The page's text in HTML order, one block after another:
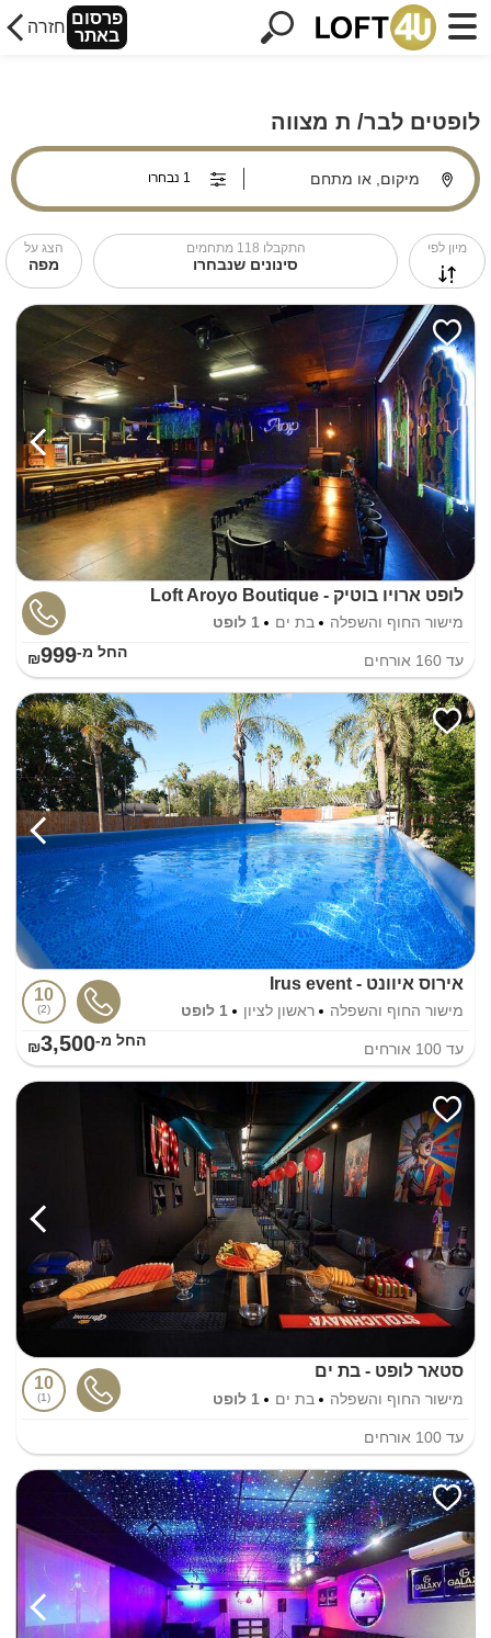
פרסום
באתר חזרה
לופטים לבר/ ת מצווה
מיקום, או מתחם
מיון לפי התקבלו 118 מתחמים
סינונים שנבחרו
הצג על
מפה
לופט ארויו בוטיק - Loft Aroyo Boutique
מישור החוף והשפלה בת ים 1 לופט
עד 160 אורחים החל מ-₪999
אירוס איוונט - Irus event
מישור החוף והשפלה ראשון לציון 1 לופט
10
2
עד 100 אורחים החל מ-₪3,500
סטאר לופט - בת ים
מישור החוף והשפלה בת ים 1 לופט
10
1
עד 100 אורחים